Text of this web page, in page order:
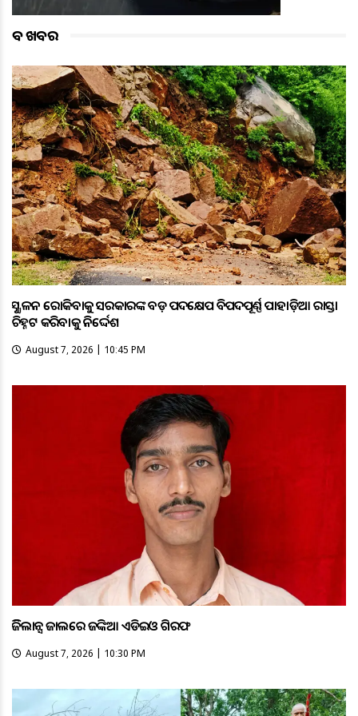
ବଡ ଖବର
ଭୂସ୍ଖଳନ ରୋକିବାକୁ ସରକାରଙ୍କ ବଡ଼ ପଦକ୍ଷେପ ବିପଦପୂର୍ଣ୍ଣ ପାହାଡ଼ିଆ ରାସ୍ତା
ଚିହ୍ନଟ କରିବାକୁ ନିର୍ଦ୍ଦେଶ
August 7, 2026 | 10:45 PM
ଭିଜିଲାନ୍ସ ଜାଲରେ ଜଙ୍କିଆ ଏଡିଇଓ ଗିରଫ
August 7, 2026 | 10:30 PM